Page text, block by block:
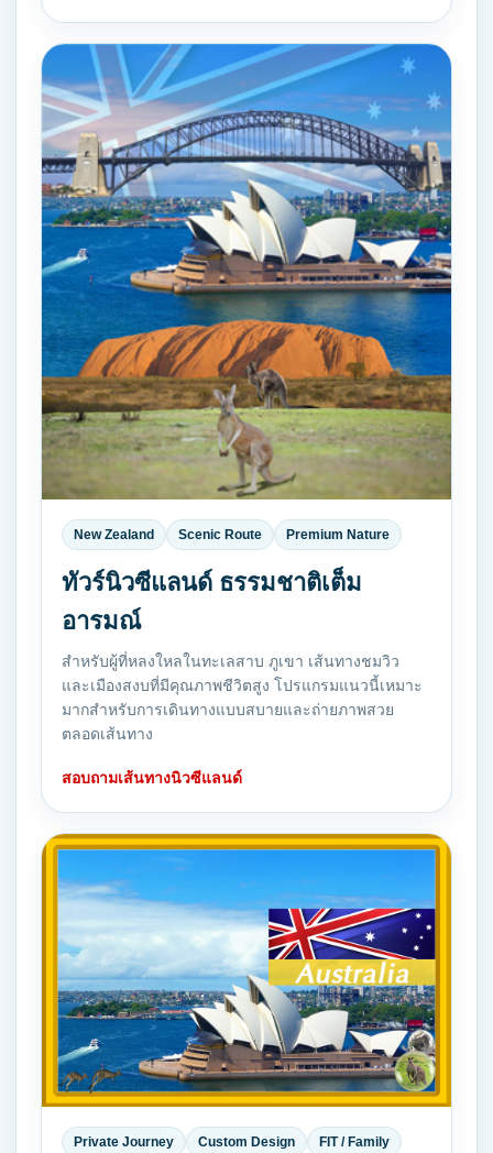
New Zealand Scenic Route Premium Nature
ทัวร์นิวซีแลนด์ ธรรมชาติเต็ม
อารมณ์
สำหรับผู้ที่หลงใหลในทะเลสาบ ภูเขา เส้นทางชมวิว
และเมืองสงบที่มีคุณภาพชีวิตสูง โปรแกรมแนวนี้เหมาะ
มากสำหรับการเดินทางแบบสบายและถ่ายภาพสวย
ตลอดเส้นทาง
สอบถามเส้นทางนิวซีแลนด์
Private Journey Custom Design FIT / Family